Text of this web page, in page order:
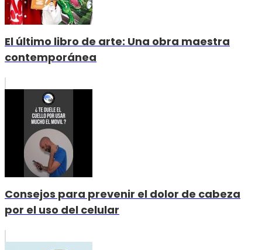
El último libro de arte: Una obra maestra
contemporánea
Consejos para prevenir el dolor de cabeza
por el uso del celular